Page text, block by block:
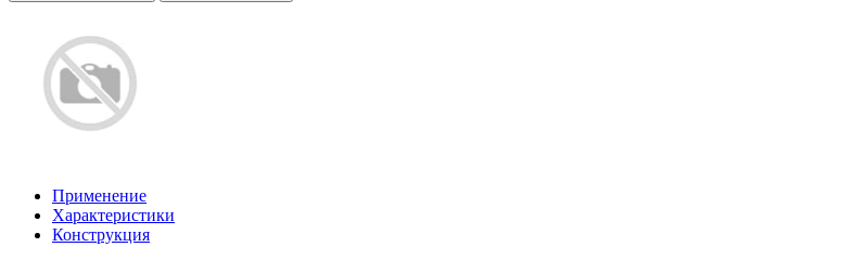
Применение
Характеристики
Конструкция